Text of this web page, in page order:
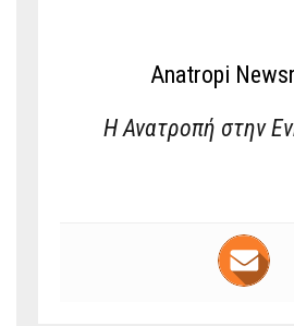
Anatropi
Η Ανατροπή στην